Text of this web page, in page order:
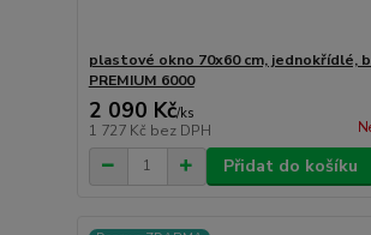
plastové okno 70x60 cm, jednokřídlé,
PREMIUM 6000
2 090 Kč/ks
1 727 Kč bez DPH
Přidat do košíku